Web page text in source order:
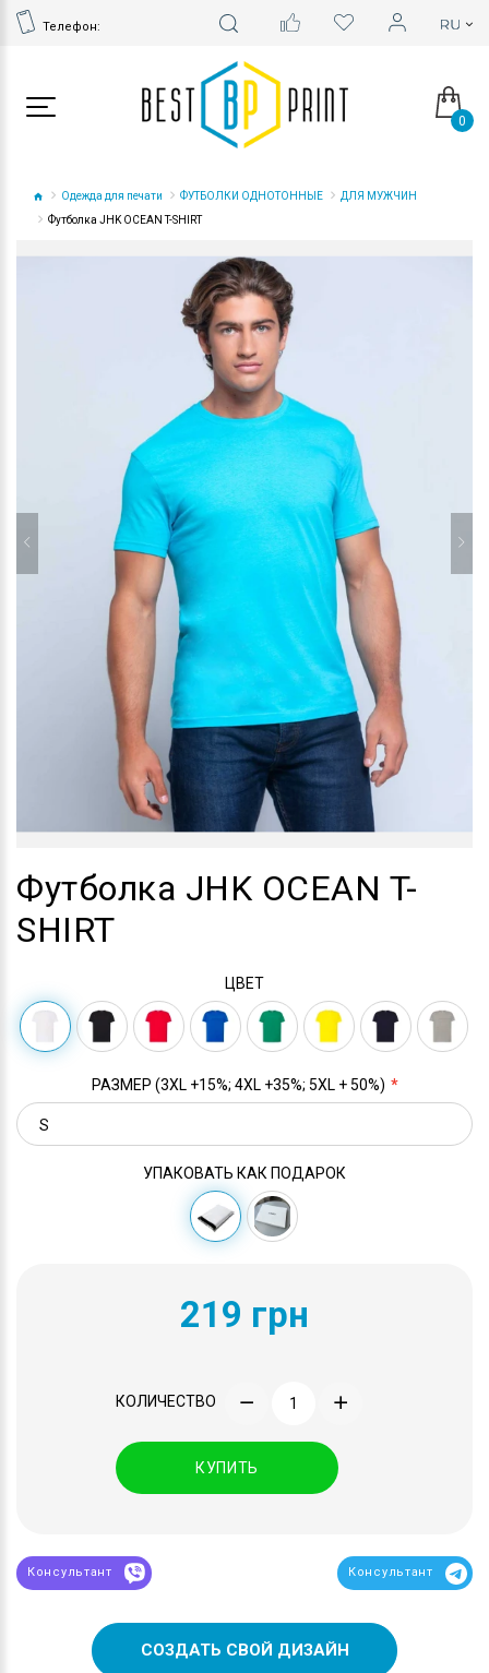
Телефон:
0
Одежда для печати ФУТБОЛКИ ОДНОТОННЫЕ
ДЛЯ МУЖЧИН
Футболка JHK OCEAN T-SHIRT
Футболка JHK OCEAN T-
SHIRT
ЦВЕТ
РАЗМЕР (3XL +15%; 4XL +35%; 5XL + 50%)
УПАКОВАТЬ КАК ПОДАРОК
219 грн
КОЛИЧЕСТВО
КУПИТЬ
Консультант Консультант
СОЗДАТЬ СВОЙ ДИЗАЙН